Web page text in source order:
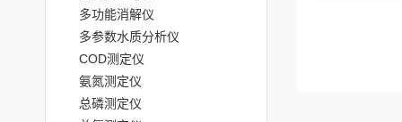
多功能消解仪
多参数水质分析仪
COD测定仪
氨氮测定仪
总磷测定仪